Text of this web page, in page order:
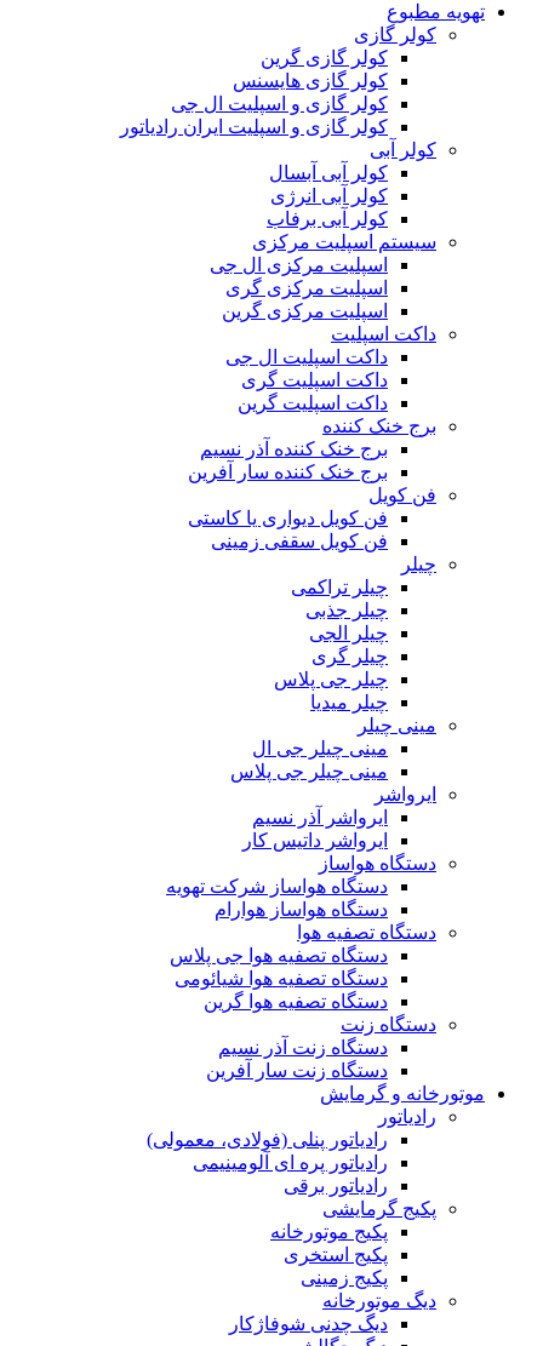
تهویه مطبوع
کولر گازی
کولر گازی گرین
کولر گازی هایسنس
کولر گازی و اسپلیت ال جی
کولر گازی و اسپلیت ایران رادیاتور
کولر آبی
کولر آبی آبسال
کولر آبی انرژی
کولر آبی برفاب
سیستم اسپلیت مرکزی
اسپلیت مرکزی ال جی
اسپلیت مرکزی گری
اسپلیت مرکزی گرین
داکت اسپلیت
داکت اسپلیت ال جی
داکت اسپلیت گری
داکت اسپلیت گرین
برج خنک کننده
برج خنک کننده آذر نسیم
برج خنک کننده سار آفرین
فن کویل
فن کویل دیواری یا کاستی
فن کویل سقفی زمینی
چیلر
چیلر تراکمی
چیلر جذبی
چیلر الجی
چیلر گری
چیلر جی پلاس
چیلر میدیا
مینی چیلر
مینی چیلر جی ال
مینی چیلر جی پلاس
ایرواشر
ایرواشر آذر نسیم
ایرواشر داتیس کار
دستگاه هواساز
دستگاه هواساز شرکت تهویه
دستگاه هواساز هوارام
دستگاه تصفیه هوا
دستگاه تصفیه هوا جی پلاس
دستگاه تصفیه هوا شیائومی
دستگاه تصفیه هوا گرین
دستگاه زنت
دستگاه زنت آذر نسیم
دستگاه زنت سار آفرین
موتورخانه و گرمایش
رادیاتور
رادیاتور پنلی (فولادی، معمولی)
رادیاتور پره ای آلومینیمی
رادیاتور برقی
پکیج گرمایشی
پکیج موتورخانه
پکیج استخری
پکیج زمینی
دیگ موتورخانه
دیگ چدنی شوفاژکار